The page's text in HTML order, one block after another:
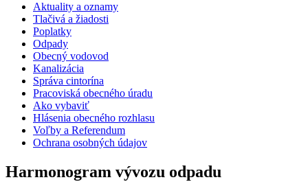
Aktuality a oznamy
Tlačivá a žiadosti
Poplatky
Odpady
Obecný vodovod
Kanalizácia
Správa cintorína
Pracoviská obecného úradu
Ako vybaviť
Hlásenia obecného rozhlasu
Voľby a Referendum
Ochrana osobných údajov
Harmonogram vývozu odpadu